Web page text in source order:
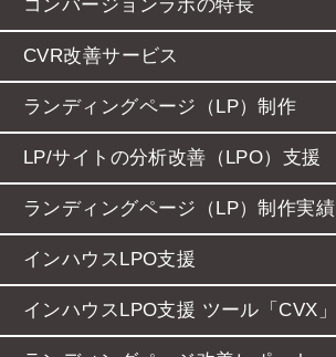
コンバージョンラボの特長
CVR改善サービス
ランディングページ（LP）制作
LP/サイトの分析改善（LPO）支援
ランディングページ（LP）制作実績
インハウスLPO支援
インハウスLPO支援 ツール「CVX」